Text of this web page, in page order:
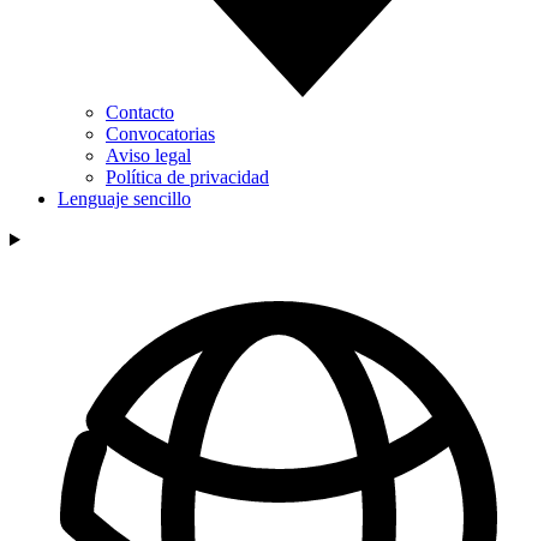
Contacto
Convocatorias
Aviso legal
Política de privacidad
Lenguaje sencillo